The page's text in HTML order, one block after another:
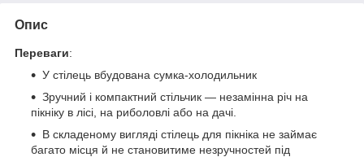
Опис
Переваги:
У стілець вбудована сумка-холодильник
Зручний і компактний стільчик — незамінна річ на
пікніку в лісі, на риболовлі або на дачі.
В складеному вигляді стілець для пікніка не займає
багато місця й не становитиме незручностей під